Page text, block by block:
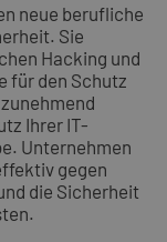
neue berufliche
Sie
Hacking und
für den Schutz
Ihrer IT-
Unternehmen
gegen
die Sicherheit